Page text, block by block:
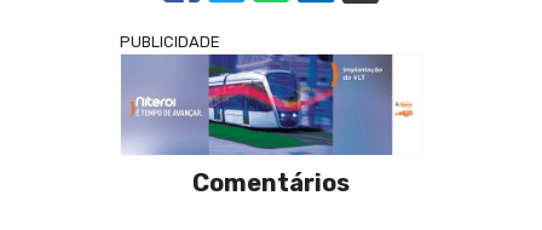
PUBLICIDADE
Comentários